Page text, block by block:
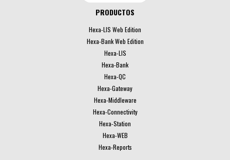
PRODUCTOS
Hexa-LIS Web Edition
Hexa-Bank Web Edition
Hexa-LIS
Hexa-Bank
Hexa-QC
Hexa-Gateway
Hexa-Middleware
Hexa-Connectivity
Hexa-Station
Hexa-WEB
Hexa-Reports